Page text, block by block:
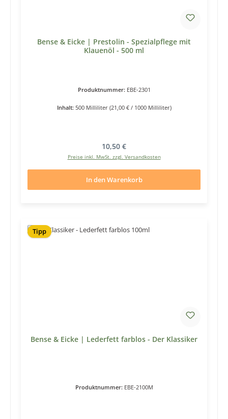
Bense & Eicke | Prestolin - Spezialpflege mit
Klauenöl - 500 ml
Produktnummer: EBE-2301
Inhalt: 500 Milliliter (21,00 € / 1000 Milliliter)
Regulärer Preis:
10,50 €
Preise inkl. MwSt. zzgl. Versandkosten
In den Warenkorb
Tipp
Bense & Eicke | Lederfett farblos - Der Klassiker
Produktnummer: EBE-2100M